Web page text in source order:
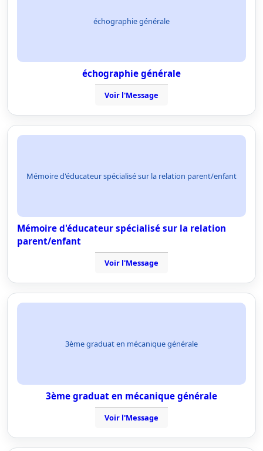
échographie générale
échographie générale
Voir l'Message
Mémoire d'éducateur spécialisé sur la relation parent/enfant
Mémoire d'éducateur spécialisé sur la relation
parent/enfant
Voir l'Message
3ème graduat en mécanique générale
3ème graduat en mécanique générale
Voir l'Message